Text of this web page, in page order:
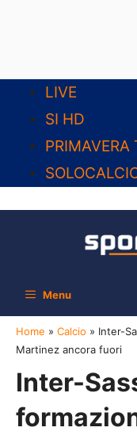
contenuto
LIVE
SI HD
PRIMAVERA
Menu
Home » Calcio » Inter-
Martinez ancora fuori
Inter-